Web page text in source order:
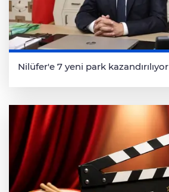
Nilüfer'e 7 yeni park kazandırılıyor